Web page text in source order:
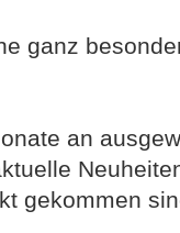
ganz
an
gekommen